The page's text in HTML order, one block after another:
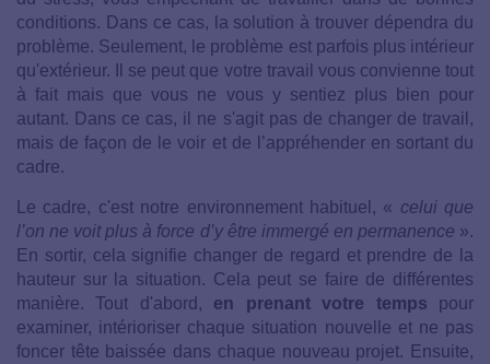
conditions. Dans ce cas, la solution à trouver dépendra du
problème. Seulement, le problème est parfois plus intérieur
qu'extérieur. Il se peut que votre travail vous convienne tout
à fait mais que vous ne vous y sentiez plus bien pour
autant. Dans ce cas, il ne s'agit pas de changer de travail,
mais de façon de le voir et de l’appréhender en sortant du
cadre.
Le cadre, c'est notre environnement habituel, « celui que
l’on ne voit plus à force d’y être immergé en permanence ».
En sortir, cela signifie changer de regard et prendre de la
hauteur sur la situation. Cela peut se faire de différentes
manière. Tout d'abord, en prenant votre temps pour
examiner, intérioriser chaque situation nouvelle et ne pas
foncer tête baissée dans chaque nouveau projet. Ensuite,